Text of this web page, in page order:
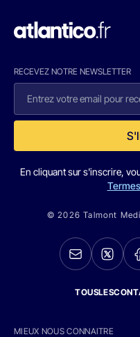
RECEVEZ NOTRE NEWSLETTER
En cliquant sur s'inscrire,
© 2026 Talmont
MIEUX NOUS CONNAITRE